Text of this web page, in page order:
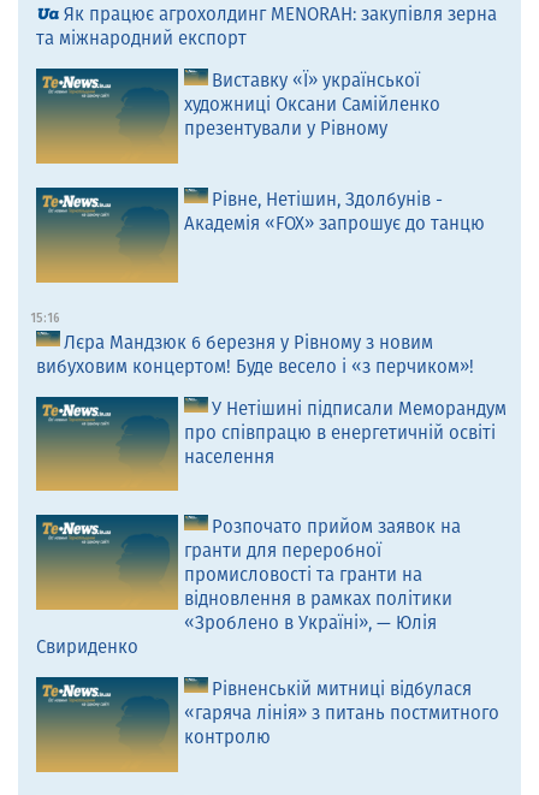
Як працює агрохолдинг MENORAH: закупівля зерна
та міжнародний експорт
Виставку «Ї» української
художниці Оксани Самійленко
презентували у Рівному
Рівне, Нетішин, Здолбунів -
Академія «FOX» запрошує до танцю
15:16
Лєра Мандзюк 6 березня у Рівному з новим
вибуховим концертом! Буде весело і «з перчиком»!
У Нетішині підписали Меморандум
про співпрацю в енергетичній освіті
населення
Розпочато прийом заявок на
гранти для переробної
промисловості та гранти на
відновлення в рамках політики
«Зроблено в Україні», — Юлія
Свириденко
Рівненській митниці відбулася
«гаряча лінія» з питань постмитного
контролю